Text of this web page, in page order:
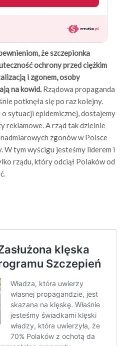
że szczepionka
ochrony przed ciężkim
i zgonem, osoby
na kowid. Rządowa propaganda
potknęła się po raz kolejny.
sytuacji epidemicznej, dostajemy
reklamowe. A rząd tak dzielnie
zgonów w Polsce
W tym wyścigu jesteśmy liderem i
rządu, który odciął Polaków od